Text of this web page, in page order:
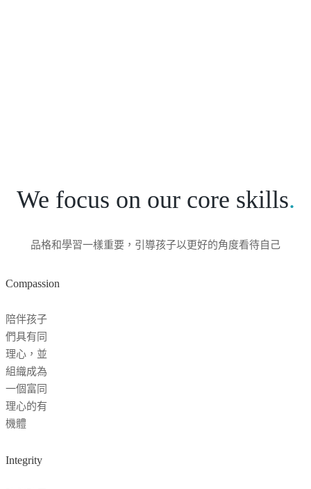
We focus on our core skills.
品格和學習一樣重要，引導孩子以更好的角度看待自己
Compassion
陪伴孩子
們具有同
理心，並
組織成為
一個富同
理心的有
機體
Integrity